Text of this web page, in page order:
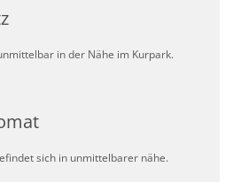
in der Nähe im Kurpark.
sich in unmittelbarer nähe.